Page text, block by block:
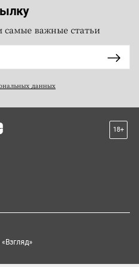
важные статьи
данных
18+